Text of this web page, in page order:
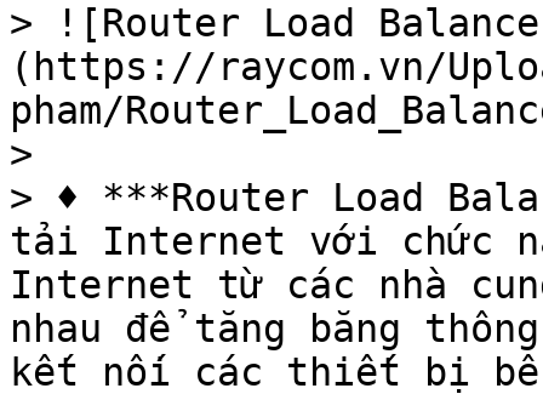
> ![Router Load
(https://raycom.vn/
pham/
>
> ♦ ***Router Load
tải Internet với chức
Internet từ các nhà
nhau để tăng băng
kết nối các thiết bị